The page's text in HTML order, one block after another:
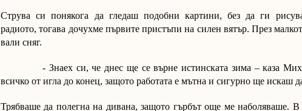
Струва си понякога да гледаш подобни картини, без да ги
радиото, тогава дочухме първите пристъпи на силен вятър. През
вали сняг.
- Знаех си, че днес ще се върне истинската зима – каза
всичко от игла до конец, защото работата е мътна и сигурно ще искаш
Трябваше да полегна на дивана, защото гърбът още ме наболяваше.